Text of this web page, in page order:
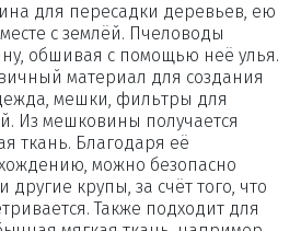
для пересадки деревьев, ею
с землёй. Пчеловоды
обшивая с помощью неё улья.
материал для создания
мешки, фильтры для
Из мешковины получается
ткань. Благодаря её
можно безопасно
другие крупы, за счёт того, что
Также подходит для